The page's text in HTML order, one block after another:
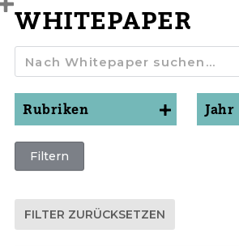
WHITEPAPER
Rubriken
ALLE
Jahr
Filtern
FILTER ZURÜCKSETZEN